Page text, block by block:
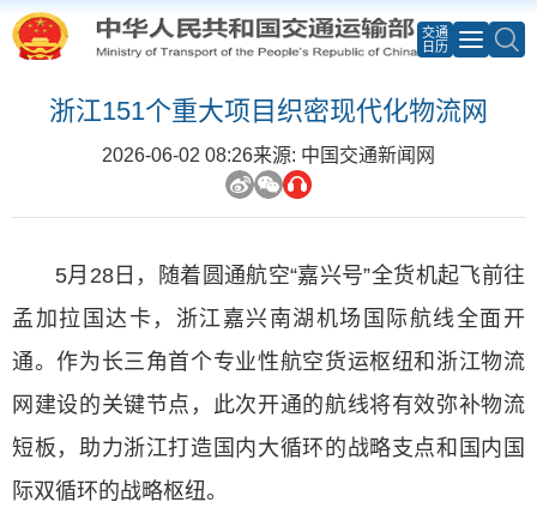
交通
日历
浙江151个重大项目织密现代化物流网
2026-06-02 08:26来源: 中国交通新闻网
5月28日，随着圆通航空“嘉兴号”全货机起飞前往
孟加拉国达卡，浙江嘉兴南湖机场国际航线全面开
通。作为长三角首个专业性航空货运枢纽和浙江物流
网建设的关键节点，此次开通的航线将有效弥补物流
短板，助力浙江打造国内大循环的战略支点和国内国
际双循环的战略枢纽。